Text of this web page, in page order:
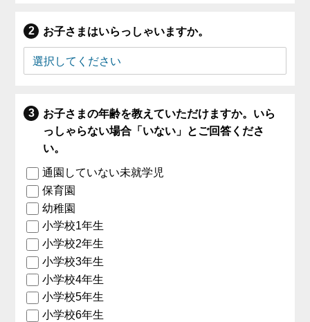
お子さまはいらっしゃいますか。
お子さまの年齢を教えていただけますか。いら
っしゃらない場合「いない」とご回答くださ
い。
通園していない未就学児
保育園
幼稚園
小学校1年生
小学校2年生
小学校3年生
小学校4年生
小学校5年生
小学校6年生